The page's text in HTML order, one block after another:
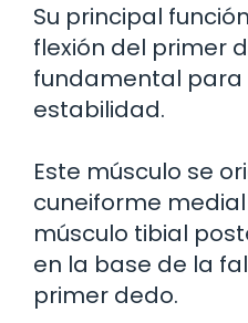
Su principal
flexión del primer
fundamental para
estabilidad.
Este músculo se
cuneiforme
músculo tibial
en la base de la
primer dedo.